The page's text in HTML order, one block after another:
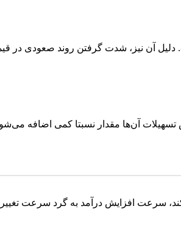
شرایطی، هزینه‌ها بالا می‌روند و درآمدها، حداقل تا شروع سال بعد، برای اکثر مردم
نسبتا کمی اضافه می‌شود. اما این امر
است؛ وقتی تورم نقطه‌ای از ۴۰ درصد عبور می‌کند، سرعت افزایش درآمد